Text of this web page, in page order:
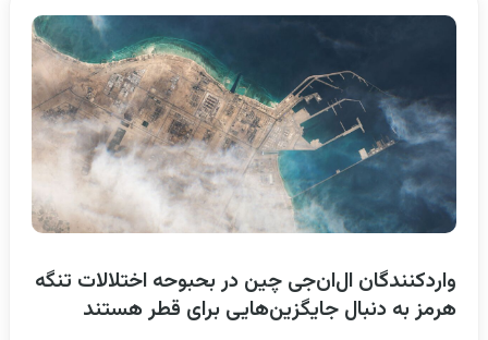
واردکنندگان ال‌ان‌جی چین در بحبوحه اختلالات تنگه
هرمز به دنبال جایگزین‌هایی برای قطر هستند